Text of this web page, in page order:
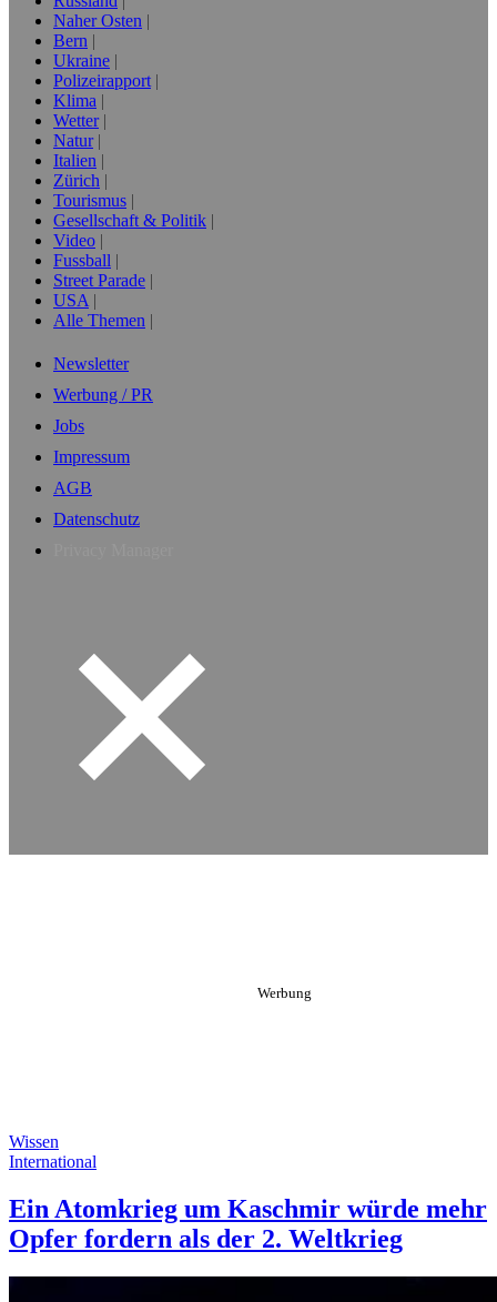
Naher Osten
Bern
Ukraine
Polizeirapport
Klima
Wetter
Natur
Italien
Zürich
Tourismus
Gesellschaft & Politik
Video
Fussball
Street Parade
USA
Alle Themen
Newsletter
Werbung / PR
Jobs
Impressum
AGB
Datenschutz
Wissen
International
Ein Atomkrieg um Kaschmir würde mehr
Opfer fordern als der 2. Weltkrieg